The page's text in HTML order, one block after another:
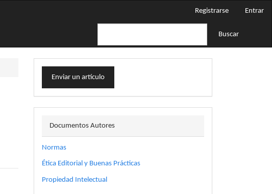
Registrarse Entrar
Buscar
Enviar
unEnviar un artículo
docautor
Documentos Autores
Normas
Ética Editorial y Buenas Prácticas
Propiedad Intelectual